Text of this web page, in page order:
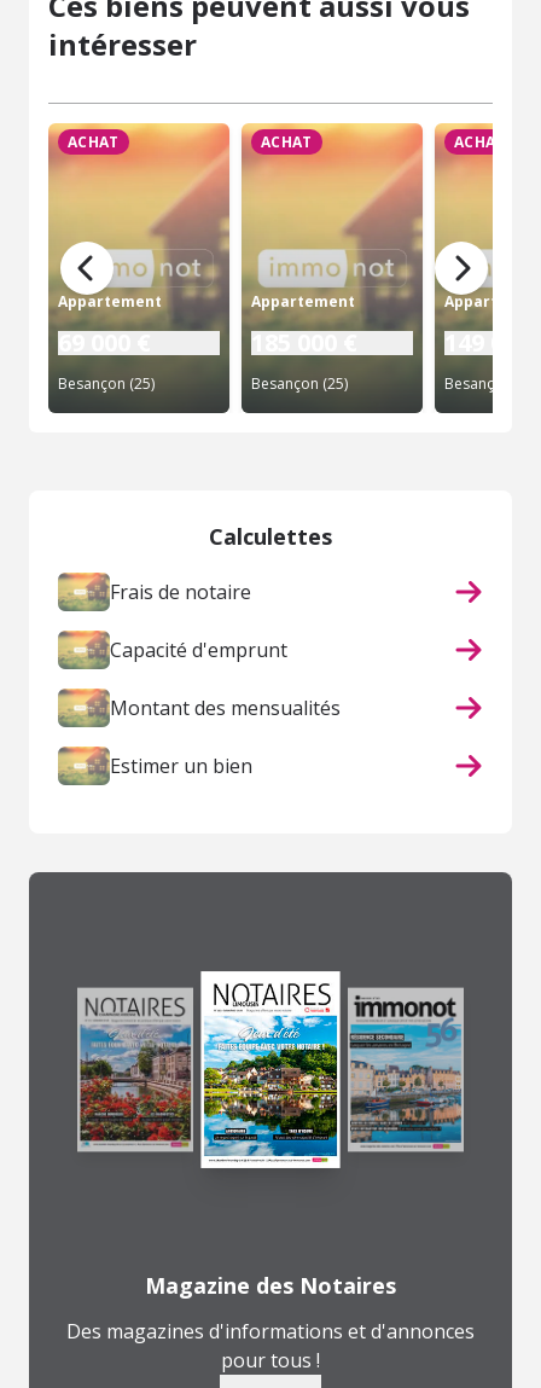
intéresser
ACHAT
Appartement
69 000 €
Besançon (25)
ACHAT
Appartement
185 000 €
Besançon (25)
ACHAT
149 000
Besançon (25)
Calculettes
Frais de notaire
Capacité d'emprunt
Montant des mensualités
Estimer un bien
Magazine des Notaires
Des magazines d'informations et d'annonces
pour tous !